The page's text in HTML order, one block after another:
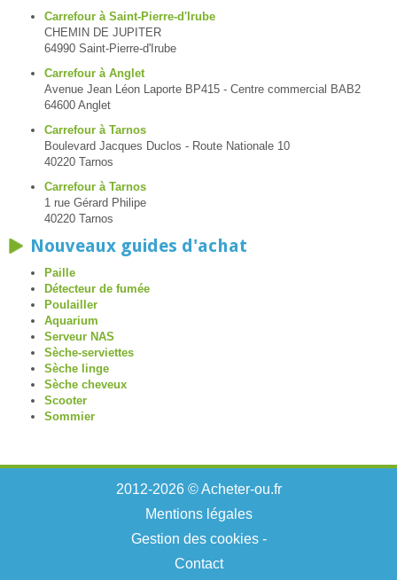
Carrefour à Saint-Pierre-d'Irube
CHEMIN DE JUPITER
64990 Saint-Pierre-d'Irube
Carrefour à Anglet
Avenue Jean Léon Laporte BP415 - Centre commercial BAB2
64600 Anglet
Carrefour à Tarnos
Boulevard Jacques Duclos - Route Nationale 10
40220 Tarnos
Carrefour à Tarnos
1 rue Gérard Philipe
40220 Tarnos
Nouveaux guides d'achat
Paille
Détecteur de fumée
Poulailler
Aquarium
Serveur NAS
Sèche-serviettes
Sèche linge
Sèche cheveux
Scooter
Sommier
2012-2026 © Acheter-ou.fr
Mentions légales
Gestion des cookies-
Contact